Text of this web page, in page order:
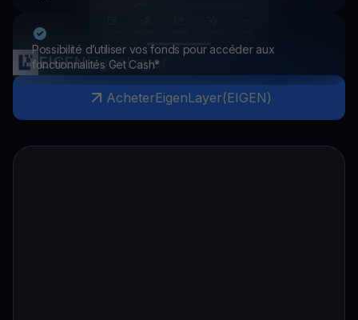
Possibilité d’utiliser vos fonds pour accéder aux
fonctionnalités Get Cash*
EIGENEigenLayer
AcheterEigenLayer(EIGEN)